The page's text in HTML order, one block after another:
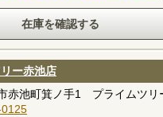
ー赤池店
赤池町箕ノ手1 プライムツリ